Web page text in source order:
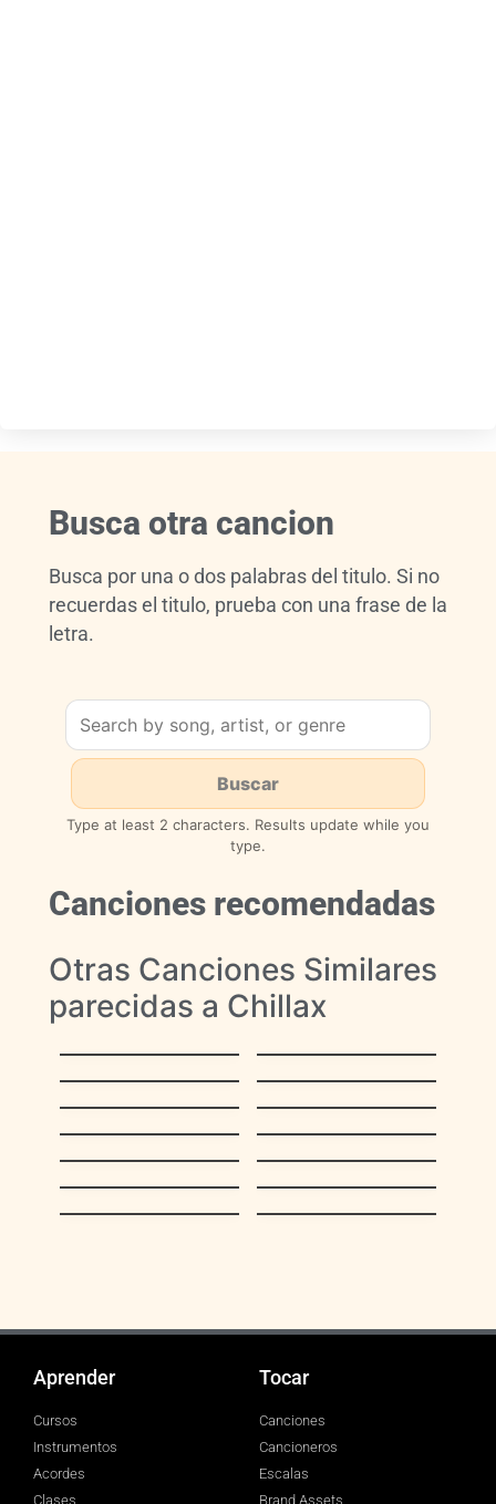
Busca otra cancion
Busca por una o dos palabras del titulo. Si no
recuerdas el titulo, prueba con una frase de la
letra.
Type at least 2 characters. Results update while you
type.
Canciones recomendadas
Otras Canciones Similares
parecidas a Chillax
Enamorando
La Casa
Podré
Cabeza
Vista
Juntos
Vente Pa Ca
Party Animal
Chantaje
La Bicicleta
Ella Y YO
Baila Conmigo
Como Tu
No Te Vas
Aprender
Cursos
Instrumentos
Acordes
Clases
Tocar
Canciones
Cancioneros
Escalas
Brand Assets